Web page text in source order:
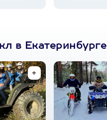
в Екатеринбурге